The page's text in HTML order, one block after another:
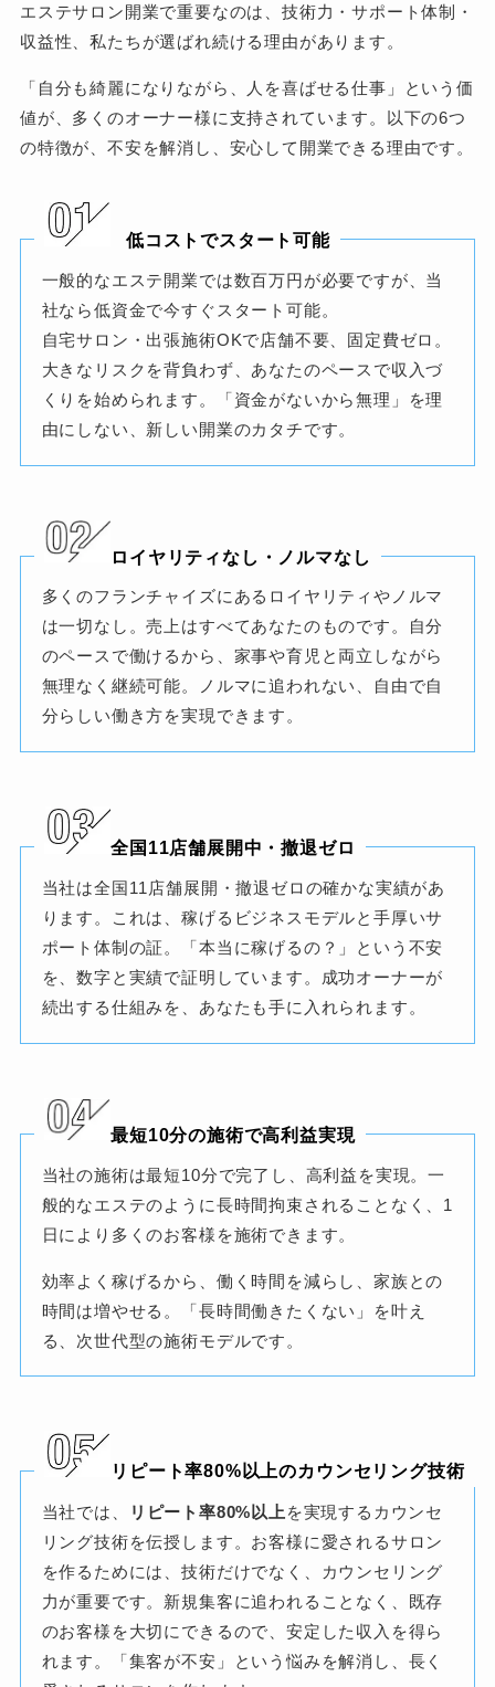
エステサロン開業で重要なのは、技術力・サポート体制・
収益性、私たちが選ばれ続ける理由があります。
「自分も綺麗になりながら、人を喜ばせる仕事」という価
値が、多くのオーナー様に支持されています。以下の6つ
の特徴が、不安を解消し、安心して開業できる理由です。
低コストでスタート可能
一般的なエステ開業では数百万円が必要ですが、当
社なら低資金で今すぐスタート可能。
自宅サロン・出張施術OKで店舗不要、固定費ゼロ。
大きなリスクを背負わず、あなたのペースで収入づ
くりを始められます。「資金がないから無理」を理
由にしない、新しい開業のカタチです。
ロイヤリティなし・ノルマなし
多くのフランチャイズにあるロイヤリティやノルマ
は一切なし。売上はすべてあなたのものです。自分
のペースで働けるから、家事や育児と両立しながら
無理なく継続可能。ノルマに追われない、自由で自
分らしい働き方を実現できます。
全国11店舗展開中・撤退ゼロ
当社は全国11店舗展開・撤退ゼロの確かな実績があ
ります。これは、稼げるビジネスモデルと手厚いサ
ポート体制の証。「本当に稼げるの？」という不安
を、数字と実績で証明しています。成功オーナーが
続出する仕組みを、あなたも手に入れられます。
最短10分の施術で高利益実現
当社の施術は最短10分で完了し、高利益を実現。一
般的なエステのように長時間拘束されることなく、1
日により多くのお客様を施術できます。
効率よく稼げるから、働く時間を減らし、家族との
時間は増やせる。「長時間働きたくない」を叶え
る、次世代型の施術モデルです。
リピート率80%以上のカウンセリング技術
当社では、 リピート率80%以上 を実現するカウンセ
リング技術を伝授します。お客様に愛されるサロン
を作るためには、技術だけでなく、カウンセリング
力が重要です。新規集客に追われることなく、既存
のお客様を大切にできるので、安定した収入を得ら
れます。「集客が不安」という悩みを解消し、長く